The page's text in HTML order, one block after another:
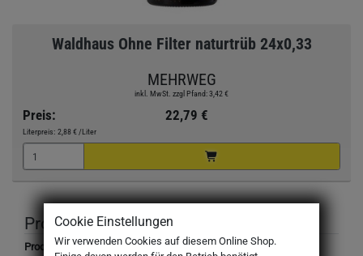
Waldhaus Ohne Filter naturtrüb 24x0,33
MEHRWEG
inkl. MwSt. zzgl Pfand: 3,42 €
Preis: 22,79 €
Literpreis: 2,88 € /Liter
Produktbeschreibung
Produktbezeichnung:
Cookie Einstellungen
Wir verwenden Cookies auf diesem Online Shop.